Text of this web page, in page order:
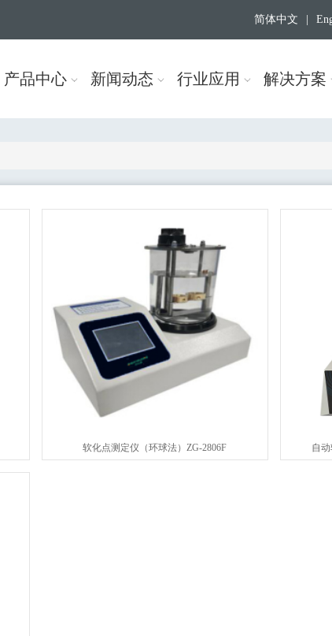
简体中文
产品中心 新闻动态 行业应用 解决方案
软化点测定仪（环球法）ZG-2806F 自